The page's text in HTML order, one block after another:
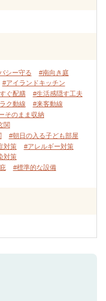
シー守る
#南向き庭
#アイランドキッチン
ぐ配膳
#生活感隠す工夫
ク動線
#来客動線
そのまま収納
関
#朝日の入る子ども部屋
対策
#アレルギー対策
対策
#標準的な設備